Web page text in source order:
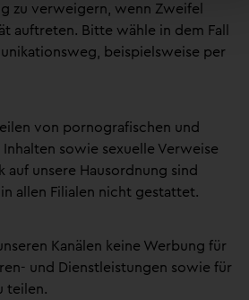
zu verweigern, wenn Zweifel
auftreten. Bitte wähle in dem Fall
beispielsweise per
von pornografischen und
sowie sexuelle Verweise
unsere Hausordnung sind
allen Filialen nicht gestattet.
Kanälen keine Werbung für
und Dienstleistungen sowie für
teilen.